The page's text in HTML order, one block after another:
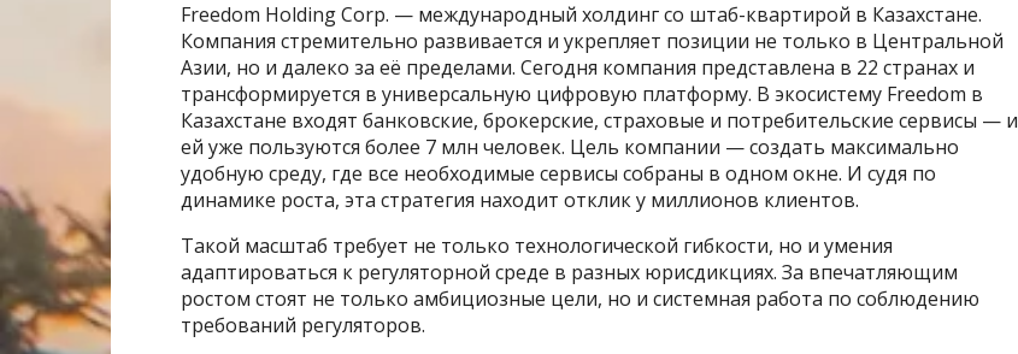
Freedom Holding Corp. — международный холдинг со штаб-квартирой в Казахстане.
Компания стремительно развивается и укрепляет позиции не только в Центральной
Азии, но и далеко за её пределами. Сегодня компания представлена в 22 странах и
трансформируется в универсальную цифровую платформу. В экосистему Freedom в
Казахстане входят банковские, брокерские, страховые и потребительские сервисы — и
ей уже пользуются более 7 млн человек. Цель компании — создать максимально
удобную среду, где все необходимые сервисы собраны в одном окне. И судя по
динамике роста, эта стратегия находит отклик у миллионов клиентов.
Такой масштаб требует не только технологической гибкости, но и умения
адаптироваться к регуляторной среде в разных юрисдикциях. За впечатляющим
ростом стоят не только амбициозные цели, но и системная работа по соблюдению
требований регуляторов.